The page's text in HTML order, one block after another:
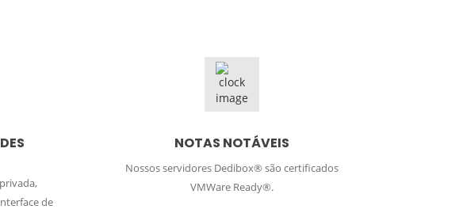
de
NOTAS NOTÁVEIS
Nossos servidores Dedibox® são certificados
VMWare Ready®.